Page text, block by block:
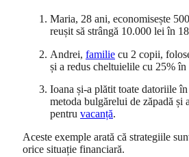
Maria, 28 ani, economisește
reușit să strângă 10.000 lei în
Andrei, familie cu 2 copii,
și a redus cheltuielile cu 25%
Ioana și-a plătit toate datoriile
metoda bulgărelui de zăpadă și
pentru vacanță.
Aceste exemple arată că strategiile
orice situație financiară.